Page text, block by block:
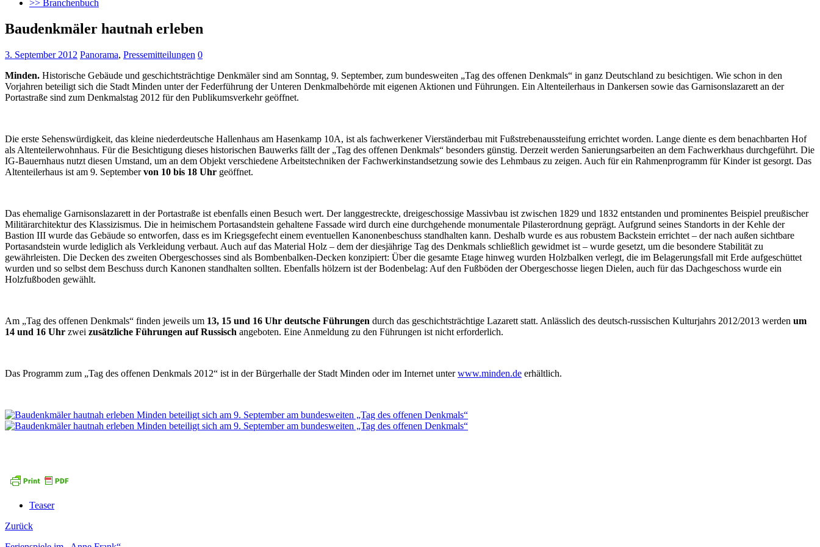
>> Branchenbuch
Baudenkmäler hautnah erleben
3. September 2012 Panorama, Pressemitteilungen 0
Minden. Historische Gebäude und geschichtsträchtige Denkmäler sind am Sonntag, 9. September, zum bundesweiten „Tag des offenen Denkmals“ in ganz Deutschland zu besichtigen. Wie schon in den
Vorjahren beteiligt sich die Stadt Minden unter der Federführung der Unteren Denkmalbehörde mit eigenen Aktionen und Führungen. Ein Altenteilerhaus in Dankersen sowie das Garnisonslazarett an der
Portastraße sind zum Denkmalstag 2012 für den Publikumsverkehr geöffnet.
Die erste Sehenswürdigkeit, das kleine niederdeutsche Hallenhaus am Hasenkamp 10A, ist als fachwerkener Vierständerbau mit Fußstrebenaussteifung errichtet worden. Lange diente es dem benachbarten Hof
als Altenteilerwohnhaus. Für die Besichtigung dieses historischen Bauwerks fällt der „Tag des offenen Denkmals“ besonders günstig. Derzeit werden Sanierungsarbeiten an dem Fachwerkhaus durchgeführt. Die
IG-Bauernhaus nutzt diesen Umstand, um an dem Objekt verschiedene Arbeitstechniken der Fachwerkinstandsetzung sowie des Lehmbaus zu zeigen. Auch für ein Rahmenprogramm für Kinder ist gesorgt. Das
Altenteilerhaus ist am 9. Septembervon 10 bis 18 Uhr geöffnet.
Das ehemalige Garnisonslazarett in der Portastraße ist ebenfalls einen Besuch wert. Der langgestreckte, dreigeschossige Massivbau ist zwischen 1829 und 1832 entstanden und prominentes Beispiel preußischer
Militärarchitektur des Klassizismus. Die in heimischem Portasandstein gehaltene Fassade wird durch eine durchgehende monumentale Pilasterordnung geprägt. Aufgrund seines Standorts in der Kehle der
Bastion III wurde das Gebäude so entworfen, dass es im Kriegsgefecht einem eventuellen Kanonenbeschuss standhalten kann. Deshalb wurde es aus robustem Backstein errichtet – der nach außen sichtbare
Portasandstein wurde lediglich als Verkleidung verbaut. Auch auf das Material Holz – dem der diesjährige Tag des Denkmals schließlich gewidmet ist – wurde gesetzt, um die besondere Stabilität zu
gewährleisten. Die Decken des zweiten Obergeschosses sind als Bombenbalken-Decken konzipiert: Über die gesamte Etage hinweg wurden Holzbalken verlegt, die im Belagerungsfall mit Erde aufgeschüttet
wurden und so selbst dem Beschuss durch Kanonen standhalten sollten. Ebenfalls hölzern ist der Bodenbelag: Auf den Fußböden der Obergeschosse liegen Dielen, auch für das Dachgeschoss wurde ein
Holzfußboden gewählt.
Am „Tag des offenen Denkmals“ finden jeweils um 13, 15 und 16 Uhr deutsche Führungen durch das geschichtsträchtige Lazarett statt. Anlässlich des deutsch-russischen Kulturjahrs 2012/2013 werden um
14 und 16 Uhr zwei zusätzliche Führungen auf Russisch angeboten. Eine Anmeldung zu den Führungen ist nicht erforderlich.
Das Programm zum „Tag des offenen Denkmals 2012“ ist in der Bürgerhalle der Stadt Minden oder im Internet unterwww.minden.de erhältlich.
Teaser
Zurück